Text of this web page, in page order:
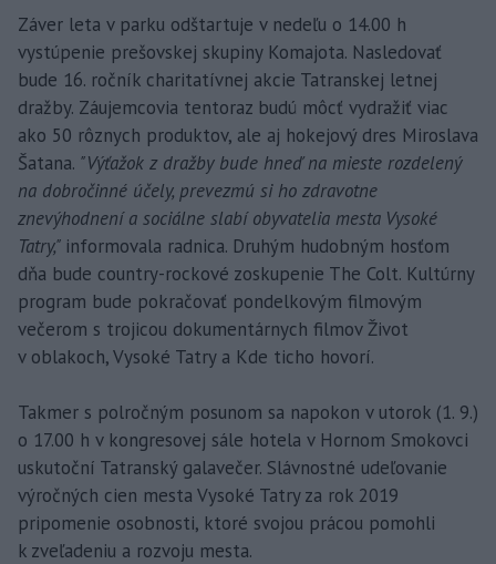
Záver leta v parku odštartuje v nedeľu o 14.00 h
vystúpenie prešovskej skupiny Komajota. Nasledovať
bude 16. ročník charitatívnej akcie Tatranskej letnej
dražby. Záujemcovia tentoraz budú môcť vydražiť viac
ako 50 rôznych produktov, ale aj hokejový dres Miroslava
Šatana. "Výťažok z dražby bude hneď na mieste rozdelený
na dobročinné účely, prevezmú si ho zdravotne
znevýhodnení a sociálne slabí obyvatelia mesta Vysoké
Tatry," informovala radnica. Druhým hudobným hosťom
dňa bude country-rockové zoskupenie The Colt. Kultúrny
program bude pokračovať pondelkovým filmovým
večerom s trojicou dokumentárnych filmov Život
v oblakoch, Vysoké Tatry a Kde ticho hovorí.
Takmer s polročným posunom sa napokon v utorok (1. 9.)
o 17.00 h v kongresovej sále hotela v Hornom Smokovci
uskutoční Tatranský galavečer. Slávnostné udeľovanie
výročných cien mesta Vysoké Tatry za rok 2019
pripomenie osobnosti, ktoré svojou prácou pomohli
k zveľadeniu a rozvoju mesta.